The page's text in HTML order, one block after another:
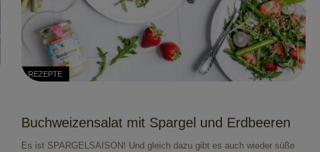
REZEPTE
Buchweizensalat mit Spargel und Erdbeeren
Es ist SPARGELSAISON! Und gleich dazu gibt es auch wieder süße